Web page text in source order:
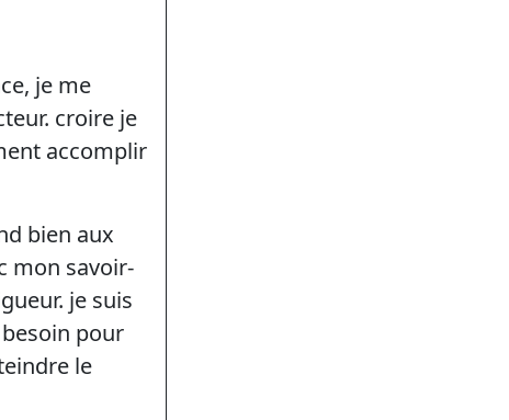
je me
croire je
accomplir
bien aux
mon savoir-
je suis
pour
le